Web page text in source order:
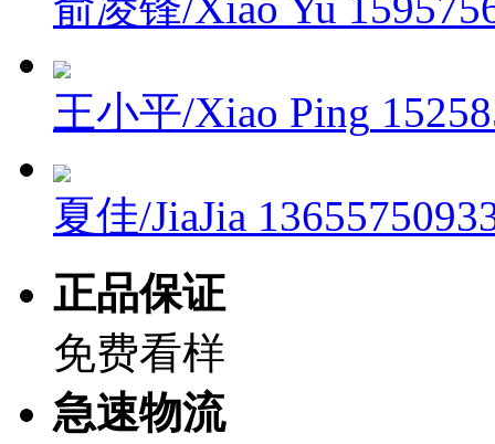
王小平/Xiao Ping
夏佳/JiaJia
正品保证
免费看样
急速物流